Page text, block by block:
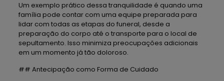
Um exemplo prático dessa tranquilidade é quando uma
família pode contar com uma equipe preparada para
lidar com todas as etapas do funeral, desde a
preparação do corpo até o transporte para o local de
sepultamento. Isso minimiza preocupações adicionais
em um momento já tão doloroso.
## Antecipação como Forma de Cuidado